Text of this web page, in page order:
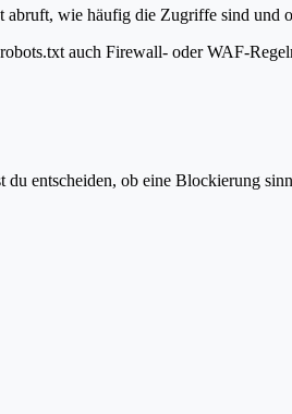
wie häufig die Zugriffe sind und
auch Firewall- oder WAF-
entscheiden, ob eine Blockierung